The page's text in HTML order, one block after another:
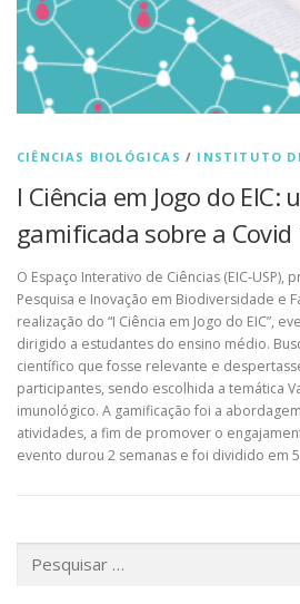
CIÊNCIAS BIOLÓGICAS / INSTITUTO
I Ciência em Jogo do EIC:
gamificada sobre a Covid
O Espaço Interativo de Ciências (EIC-
Pesquisa e Inovação em Biodiversidade e
realização do “I Ciência em Jogo do EIC”,
dirigido a estudantes do ensino médio.
científico que fosse relevante e
participantes, sendo escolhida a temática
imunológico. A gamificação foi a
atividades, a fim de promover o
evento durou 2 semanas e foi dividido em
por: